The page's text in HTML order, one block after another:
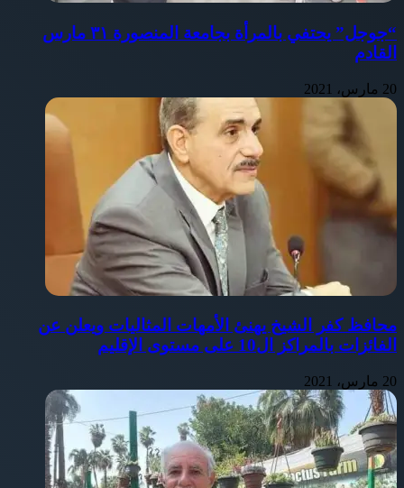
“جوجل” يحتفي بالمرأة بجامعة المنصورة ٣١ مارس
القادم
20 مارس، 2021
محافظ كفر الشيخ يهنئ الأمهات المثاليات ويعلن عن
الفائزات بالمراكز ال10 على مستوى الإقليم
20 مارس، 2021